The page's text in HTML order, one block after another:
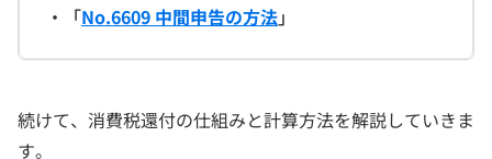
・「No.6609 中間申告の方法」
続けて、消費税還付の仕組みと計算方法を解説していきま
す。